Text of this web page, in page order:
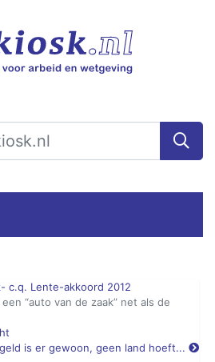
c.q. Lente-akkoord 2012
“auto van de zaak” net als de
is er gewoon, geen land hoeft...